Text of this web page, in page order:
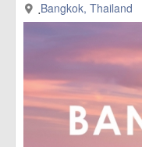
ฺBangkok, Thailand